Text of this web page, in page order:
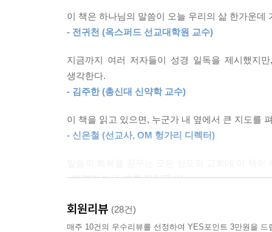
요한계시록까지 통독 과정이다. 성경은 표준새번
《맥체인 수업》은 개인 성경 읽기 안내서이다.
설계되었다. 더 깊은 내용은 유튜브 채널 〈교회
이 책은 하나님의 말씀이 오늘 우리의 삶 한가운
- 전귀천 (옥스퍼드 선교대학원 교수)
지금까지 여러 저자들이 성경 일독을 제시했지
생각한다.
- 김주한 (총신대 신약학 교수)
이 책을 읽고 있으면, 누군가 내 옆에서 큰 지도를
- 신은철 (선교사, OM 헝가리 디렉터)
- 안경민 (나눔교회 담임목사)
구약학자로서 다시 한번 이 책의 절실함과 소중
감사드린다.
회원리뷰 (28건)
매주 10건의 우수리뷰를 선정하여 YES포인트 3만원을 드